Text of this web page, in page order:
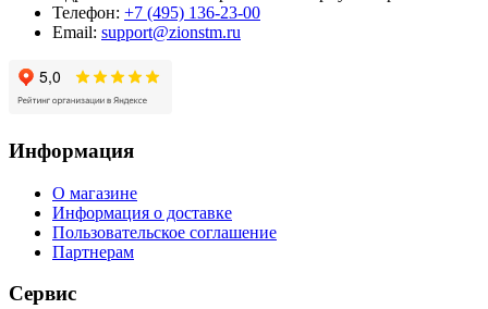
Телефон: +7 (495) 136-23-00
Email: support@zionstm.ru
Информация
О магазине
Информация о доставке
Пользовательское соглашение
Партнерам
Сервис